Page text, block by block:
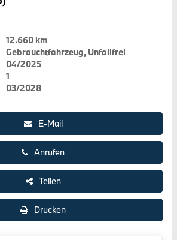
12.660 km
Gebrauchtfahrzeug, Unfallfrei
04/2025
1
03/2028
E-Mail
Anrufen
Teilen
Drucken